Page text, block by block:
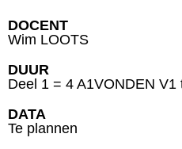
DOCENT
Wim LOOTS
DUUR
Deel 1 = 4 A1VONDEN V1
DATA
Te plannen